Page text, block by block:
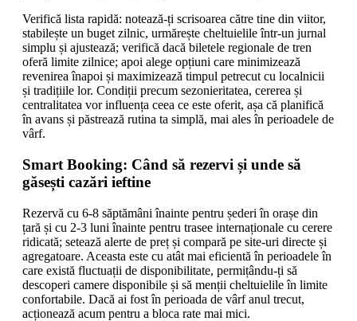
Verifică lista rapidă: notează-ți scrisoarea către tine din viitor,
stabilește un buget zilnic, urmărește cheltuielile într-un jurnal
simplu și ajustează; verifică dacă biletele regionale de tren
oferă limite zilnice; apoi alege opțiuni care minimizează
revenirea înapoi și maximizează timpul petrecut cu localnicii
și tradițiile lor. Condiții precum sezonieritatea, cererea și
centralitatea vor influența ceea ce este oferit, așa că planifică
în avans și păstrează rutina ta simplă, mai ales în perioadele de
vârf.
Smart Booking: Când să rezervi și unde să
găsești cazări ieftine
Rezervă cu 6-8 săptămâni înainte pentru șederi în orașe din
țară și cu 2-3 luni înainte pentru trasee internaționale cu cerere
ridicată; setează alerte de preț și compară pe site-uri directe și
agregatoare. Aceasta este cu atât mai eficientă în perioadele în
care există fluctuații de disponibilitate, permițându-ți să
descoperi camere disponibile și să menții cheltuielile în limite
confortabile. Dacă ai fost în perioada de vârf anul trecut,
acționează acum pentru a bloca rate mai mici.